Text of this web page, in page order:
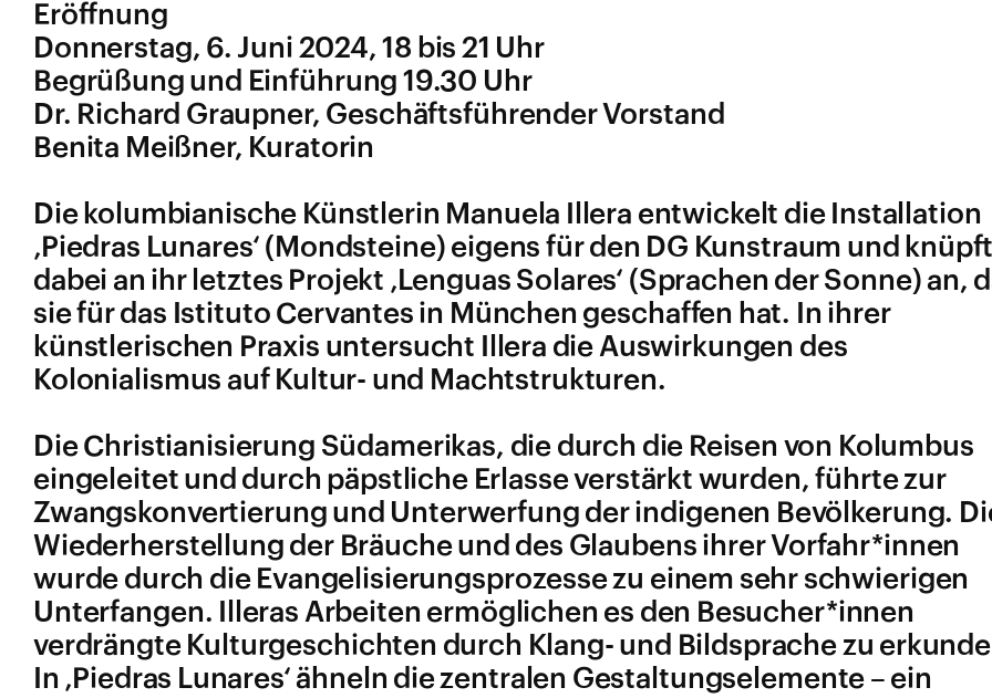
Eröffnung
Donnerstag, 6. Juni 2024, 18 bis 21 Uhr
Begrüßung und Einführung 19.30 Uhr
Dr. Richard Graupner, Geschäftsführender Vorstand
Benita Meißner, Kuratorin
Die kolumbianische Künstlerin Manuela Illera entwickelt die Installation
‚Piedras Lunares‘ (Mondsteine) eigens für den DG Kunstraum und knüpft
dabei an ihr letztes Projekt ‚Lenguas Solares‘ (Sprachen der Sonne) an,
sie für das Istituto Cervantes in München geschaffen hat. In ihrer
künstlerischen Praxis untersucht Illera die Auswirkungen des
Kolonialismus auf Kultur- und Machtstrukturen.
Die Christianisierung Südamerikas, die durch die Reisen von Kolumbus
eingeleitet und durch päpstliche Erlasse verstärkt wurden, führte zur
Zwangskonvertierung und Unterwerfung der indigenen Bevölkerung.
Wiederherstellung der Bräuche und des Glaubens ihrer Vorfahr*innen
wurde durch die Evangelisierungsprozesse zu einem sehr schwierigen
Unterfangen. Illeras Arbeiten ermöglichen es den Besucher*innen
verdrängte Kulturgeschichten durch Klang- und Bildsprache zu
In ‚Piedras Lunares‘ ähneln die zentralen Gestaltungselemente – ein